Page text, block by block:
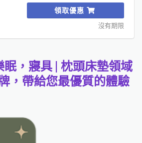
領取優惠
沒有期限
眠，寢具 | 枕頭床墊領域
，帶給您最優質的體驗